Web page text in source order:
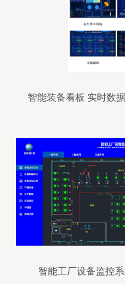
智能装备看板 实时数
智能工厂设备监控